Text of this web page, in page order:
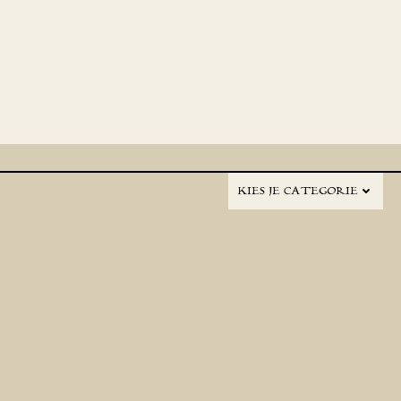
KIES JE CATEGORIE